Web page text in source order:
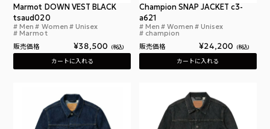
マーモット マンモス ダウン ベスト
Marmot DOWN VEST BLACK
tsaud020
Men Women Unisex
Marmot
販売価格 ¥38,500 税込
カートに入れる
Champion SNAP JACKET c3-
a621
Men Women Unisex
champion
販売価格 ¥24,200 税込
カートに入れる